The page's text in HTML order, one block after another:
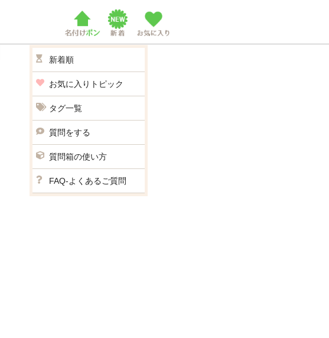
新着順
お気に入りトピック
タグ一覧
質問をする
質問箱の使い方
FAQ-よくあるご質問